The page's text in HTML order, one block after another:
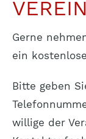
Gerne
ein
Bitte geben
willige der